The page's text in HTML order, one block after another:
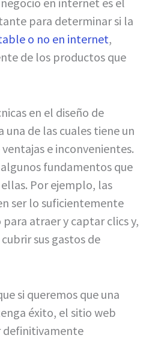
para determinar si la
o no en internet,
de los productos que
en el diseño de
una de las cuales tiene un
e inconvenientes.
fundamentos que
Por ejemplo, las
ser lo suficientemente
atraer y captar clics y,
sus gastos de
si queremos que una
éxito, el sitio web
definitivamente